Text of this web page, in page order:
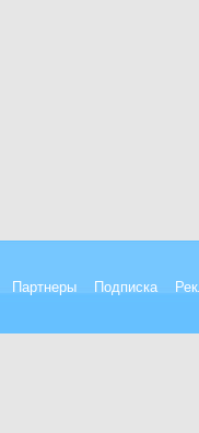
Партнеры Подписка